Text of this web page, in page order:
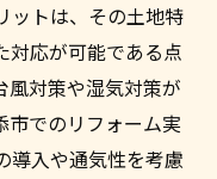
的な住まい
族の安全を確保
ら学ぶ安全対策
添市の最新リフ
ットは、その土地特
対応が可能である点
風対策や湿気対策が
市でのリフォーム実
導入や通気性を考慮